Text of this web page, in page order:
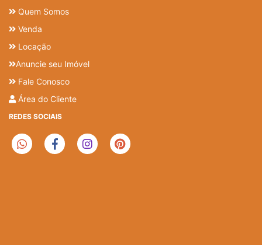
Quem Somos
Venda
Locação
Anuncie seu Imóvel
Fale Conosco
Área do Cliente
REDES SOCIAIS